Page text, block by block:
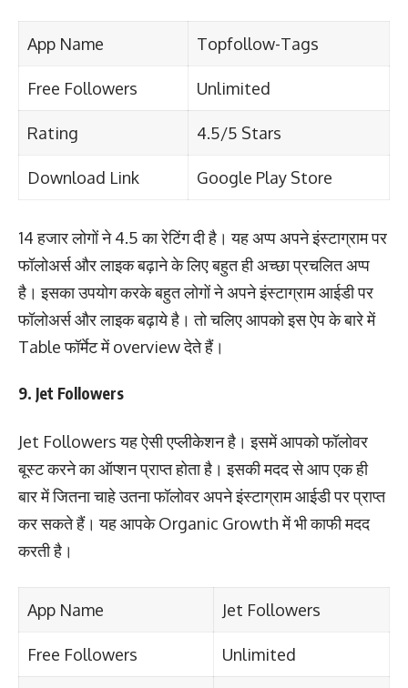
App Name Topfollow-Tags
Free Followers Unlimited
Rating 4.5/5 Stars
Download Link Google Play Store
14 हजार लोगों ने 4.5 का रेटिंग दी है। यह अप्प अपने इंस्टाग्राम पर
फॉलोअर्स और लाइक बढ़ाने के लिए बहुत ही अच्छा प्रचलित अप्प
है। इसका उपयोग करके बहुत लोगों ने अपने इंस्टाग्राम आईडी पर
फॉलोअर्स और लाइक बढ़ाये है। तो चलिए आपको इस ऐप के बारे में
Table फॉर्मेट में overview देते हैं।
9. Jet Followers
Jet Followers यह ऐसी एप्लीकेशन है। इसमें आपको फॉलोवर
बूस्ट करने का ऑप्शन प्राप्त होता है। इसकी मदद से आप एक ही
बार में जितना चाहे उतना फॉलोवर अपने इंस्टाग्राम आईडी पर प्राप्त
कर सकते हैं। यह आपके Organic Growth में भी काफी मदद
करती है।
App Name Jet Followers
Free Followers Unlimited